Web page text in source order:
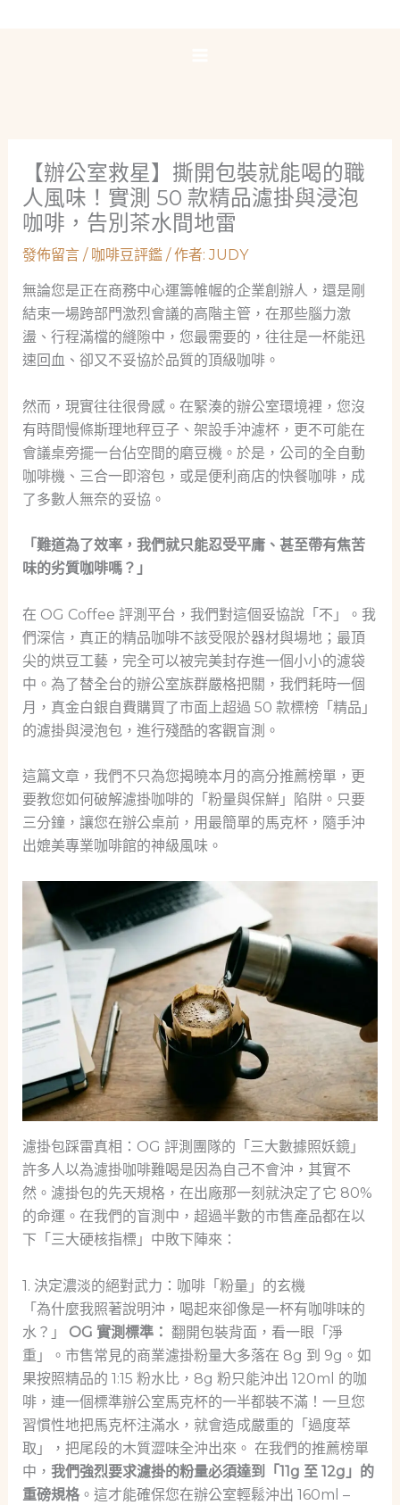
【辦公室救星】撕開包裝就能喝的職
人風味！實測 50 款精品濾掛與浸泡
咖啡，告別茶水間地雷
發佈留言 / 咖啡豆評鑑/ 作者:JUDY
無論您是正在商務中心運籌帷幄的企業創辦人，還是剛
結束一場跨部門激烈會議的高階主管，在那些腦力激
盪、行程滿檔的縫隙中，您最需要的，往往是一杯能迅
速回血、卻又不妥協於品質的頂級咖啡。
然而，現實往往很骨感。在緊湊的辦公室環境裡，您沒
有時間慢條斯理地秤豆子、架設手沖濾杯，更不可能在
會議桌旁擺一台佔空間的磨豆機。於是，公司的全自動
咖啡機、三合一即溶包，或是便利商店的快餐咖啡，成
了多數人無奈的妥協。
「難道為了效率，我們就只能忍受平庸、甚至帶有焦苦
味的劣質咖啡嗎？」
在 OG Coffee 評測平台，我們對這個妥協說「不」。我
們深信，真正的精品咖啡不該受限於器材與場地；最頂
尖的烘豆工藝，完全可以被完美封存進一個小小的濾袋
中。為了替全台的辦公室族群嚴格把關，我們耗時一個
月，真金白銀自費購買了市面上超過 50 款標榜「精品」
的濾掛與浸泡包，進行殘酷的客觀盲測。
這篇文章，我們不只為您揭曉本月的高分推薦榜單，更
要教您如何破解濾掛咖啡的「粉量與保鮮」陷阱。只要
三分鐘，讓您在辦公桌前，用最簡單的馬克杯，隨手沖
出媲美專業咖啡館的神級風味。
濾掛包踩雷真相：OG 評測團隊的「三大數據照妖鏡」
許多人以為濾掛咖啡難喝是因為自己不會沖，其實不
然。濾掛包的先天規格，在出廠那一刻就決定了它 80%
的命運。在我們的盲測中，超過半數的市售產品都在以
下「三大硬核指標」中敗下陣來：
1. 決定濃淡的絕對武力：咖啡「粉量」的玄機
「為什麼我照著說明沖，喝起來卻像是一杯有咖啡味的
水？」 OG 實測標準： 翻開包裝背面，看一眼「淨
重」。市售常見的商業濾掛粉量大多落在 8g 到 9g。如
果按照精品的 1:15 粉水比，8g 粉只能沖出 120ml 的咖
啡，連一個標準辦公室馬克杯的一半都裝不滿！一旦您
習慣性地把馬克杯注滿水，就會造成嚴重的「過度萃
取」，把尾段的木質澀味全沖出來。 在我們的推薦榜單
中， 我們強烈要求濾掛的粉量必須達到「11g 至 12g」的
重磅規格。這才能確保您在辦公室輕鬆沖出 160ml –